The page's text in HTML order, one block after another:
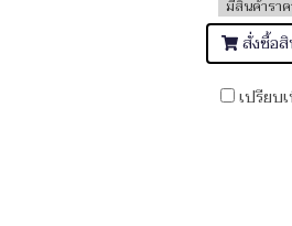
มีสินค้ารา
สั่งซื้อ
เปรียบ